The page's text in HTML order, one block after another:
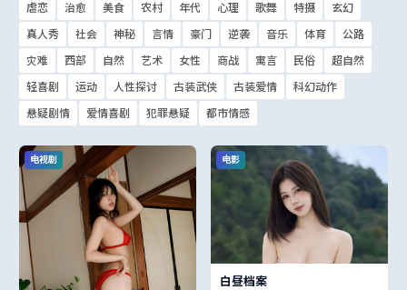
虐恋
治愈 美食 农村 年代 心理 歌舞 特摄
玄幻
真人秀
社会 神秘 言情 豪门 逆袭 音乐 体育
公路
灾难
西部 自然 艺术 女性 商战 寓言 民俗
超自然
轻喜剧
运动 人性探讨 古装武侠 古装爱情
科幻动作
悬疑剧情
爱情喜剧 犯罪悬疑 都市情感
电视剧 电影
白昼档案